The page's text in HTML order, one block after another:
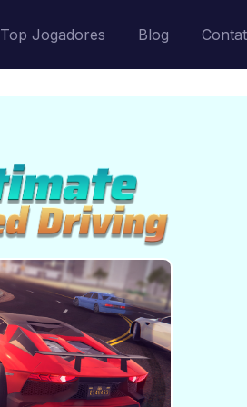
Top Jogadores Blog